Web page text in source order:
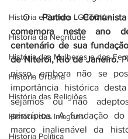
História e Cultura LGBTQIA+
Historia da Negritude
História das Mulheres e dos
História Urbana
História das Religiões
História das Imagens
História Política
O Partido
comemora neste ano
centenário de sua
de Niterói, Rio de Janeiro.
nisso, embora não se
importância histórica
sejamos ou não
princípios. A fundação
marco inalienável da